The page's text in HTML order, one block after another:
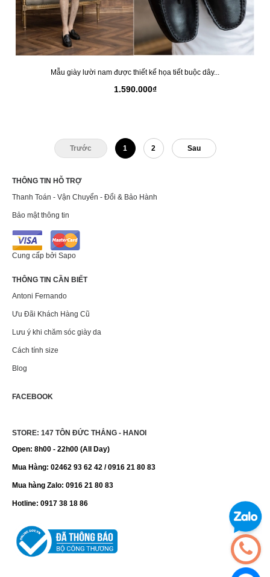
Mẫu giày lười nam được thiết kế họa tiết buộc dây...
1.590.000₫
Trước 1 2 Sau
THÔNG TIN HỖ TRỢ
Thanh Toán - Vận Chuyển - Đổi & Bảo Hành
Bảo mật thông tin
Cung cấp bởi Sapo
THÔNG TIN CẦN BIẾT
Antoni Fernando
Ưu Đãi Khách Hàng Cũ
Lưu ý khi chăm sóc giày da
Cách tính size
Blog
FACEBOOK
STORE: 147 TÔN ĐỨC THẮNG - HANOI
Open: 8h00 - 22h00 (All Day)
Mua Hàng: 02462 93 62 42 / 0916 21 80 83
Mua hàng Zalo: 0916 21 80 83
Hotline: 0917 38 18 86